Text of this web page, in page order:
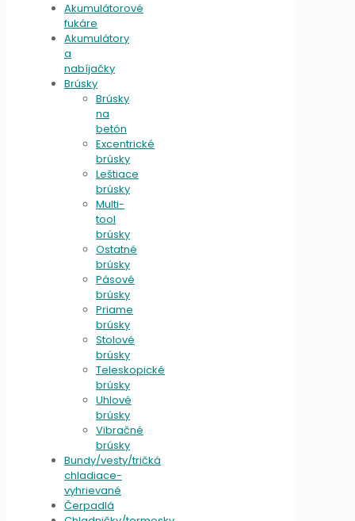
1,742.00€.
Akumulátorové
fukáre
Akumulátory
a
nabíjačky
Brúsky
Brúsky
na
betón
Excentrické
brúsky
Leštiace
brúsky
Multi-
tool
brúsky
Ostatné
brúsky
Pásové
brúsky
Priame
brúsky
Stolové
brúsky
Teleskopické
brúsky
Uhlové
brúsky
Vibračné
brúsky
Bundy/vesty/tričká
chladiace-
vyhrievané
Čerpadlá